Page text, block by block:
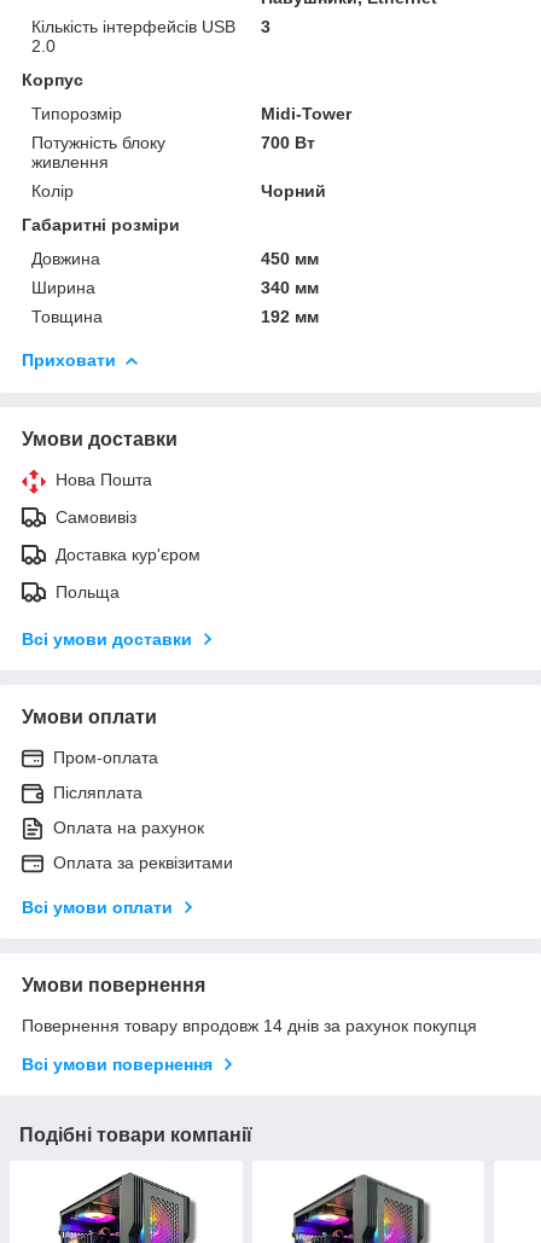
Кількість інтерфейсів USB
2.0
3
Корпус
Типорозмір
Midi-Tower
Потужність блоку
живлення
700 Вт
Колір
Чорний
Габаритні розміри
Довжина
450 мм
Ширина
340 мм
Товщина
192 мм
Приховати
Умови доставки
Нова Пошта
Самовивіз
Доставка кур'єром
Польща
Всі умови доставки
Умови оплати
Пром-оплата
Післяплата
Оплата на рахунок
Оплата за реквізитами
Всі умови оплати
Умови повернення
Повернення товару впродовж 14 днів за рахунок покупця
Всі умови повернення
Подібні товари компанії